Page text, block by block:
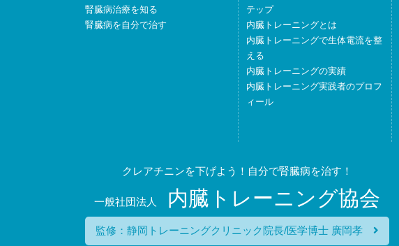
腎臓病治療を知る
腎臓病を自分で治す
テップ
内臓トレーニングとは
内臓トレーニングで生体電流を整
える
内臓トレーニングの実績
内臓トレーニング実践者のプロフ
ィール
クレアチニンを下げよう！自分で腎臓病を治す！
一般社団法人 内臓トレーニング協会
監修：静岡トレーニングクリニック院長/医学博士 廣岡孝